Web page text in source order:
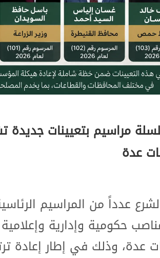
مراسيم بتعيينات جديدة
عدة
عدداً من المراسيم
حكومية وإدارية
عدة، وذلك في إطار إعادة